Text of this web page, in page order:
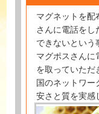
マグネットを配
さんに電話をし
できないという
マグポスさんに
を取っていただ
国のネットワー
安さと質を実感